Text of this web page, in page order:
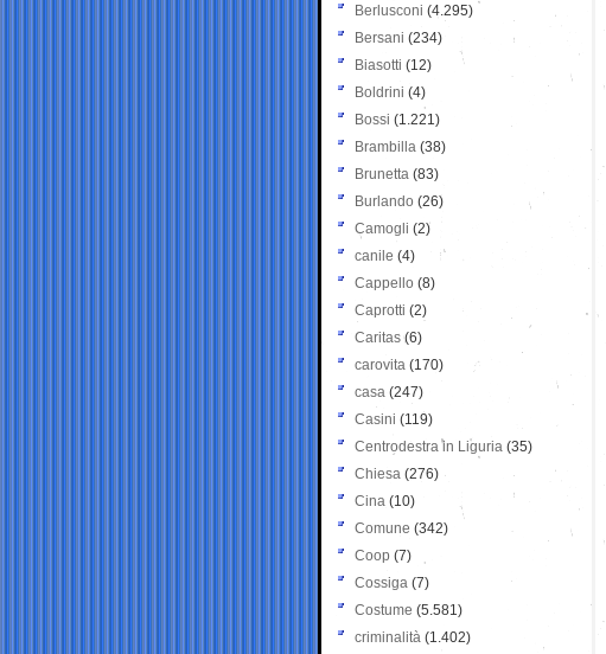
Berlusconi (4.295)
Bersani (234)
Biasotti (12)
Boldrini (4)
Bossi (1.221)
Brambilla (38)
Brunetta (83)
Burlando (26)
Camogli (2)
canile (4)
Cappello (8)
Caprotti (2)
Caritas (6)
carovita (170)
casa (247)
Casini (119)
Centrodestra in Liguria (35)
Chiesa (276)
Cina (10)
Comune (342)
Coop (7)
Cossiga (7)
Costume (5.581)
criminalità (1.402)